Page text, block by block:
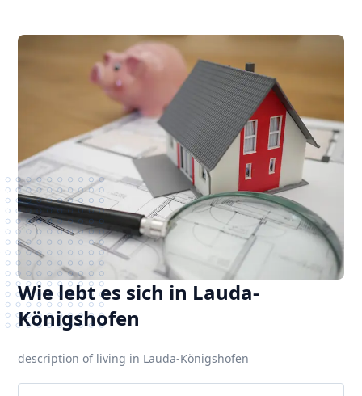
Wie lebt es sich in Lauda-
Königshofen
description of living in Lauda-Königshofen